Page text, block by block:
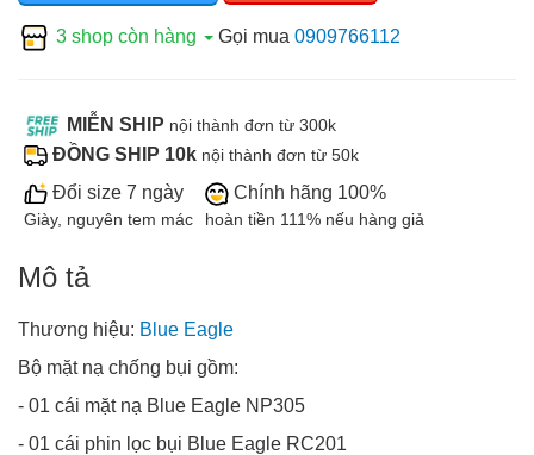
3 shop còn hàng Gọi mua 0909766112
MIỄN SHIP nội thành đơn từ 300k
ĐỒNG SHIP 10k nội thành đơn từ 50k
Đổi size 7 ngày
Giày, nguyên tem mác
Chính hãng 100%
hoàn tiền 111% nếu hàng giả
Mô tả
Thương hiệu: Blue Eagle
Bộ mặt nạ chống bụi gồm:
- 01 cái mặt nạ Blue Eagle NP305
- 01 cái phin lọc bụi Blue Eagle RC201